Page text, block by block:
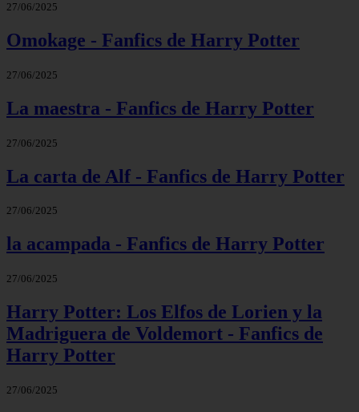
27/06/2025
Omokage - Fanfics de Harry Potter
27/06/2025
La maestra - Fanfics de Harry Potter
27/06/2025
La carta de Alf - Fanfics de Harry Potter
27/06/2025
la acampada - Fanfics de Harry Potter
27/06/2025
Harry Potter: Los Elfos de Lorien y la
Madriguera de Voldemort - Fanfics de
Harry Potter
27/06/2025